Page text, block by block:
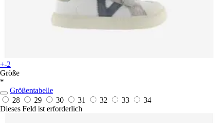
+-2
Größe
*
Größentabelle
28
29 30 31 32 33
34
Dieses Feld ist erforderlich